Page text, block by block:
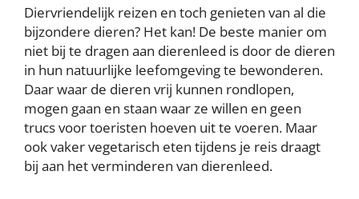
Diervriendelijk reizen en toch genieten van al die
bijzondere dieren? Het kan! De beste manier om
niet bij te dragen aan dierenleed is door de dieren
in hun natuurlijke leefomgeving te bewonderen.
Daar waar de dieren vrij kunnen rondlopen,
mogen gaan en staan waar ze willen en geen
trucs voor toeristen hoeven uit te voeren. Maar
ook vaker vegetarisch eten tijdens je reis draagt
bij aan het verminderen van dierenleed.